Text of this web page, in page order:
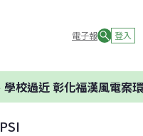
電子報 登入
近 彰化福漢風電案環委
PSI